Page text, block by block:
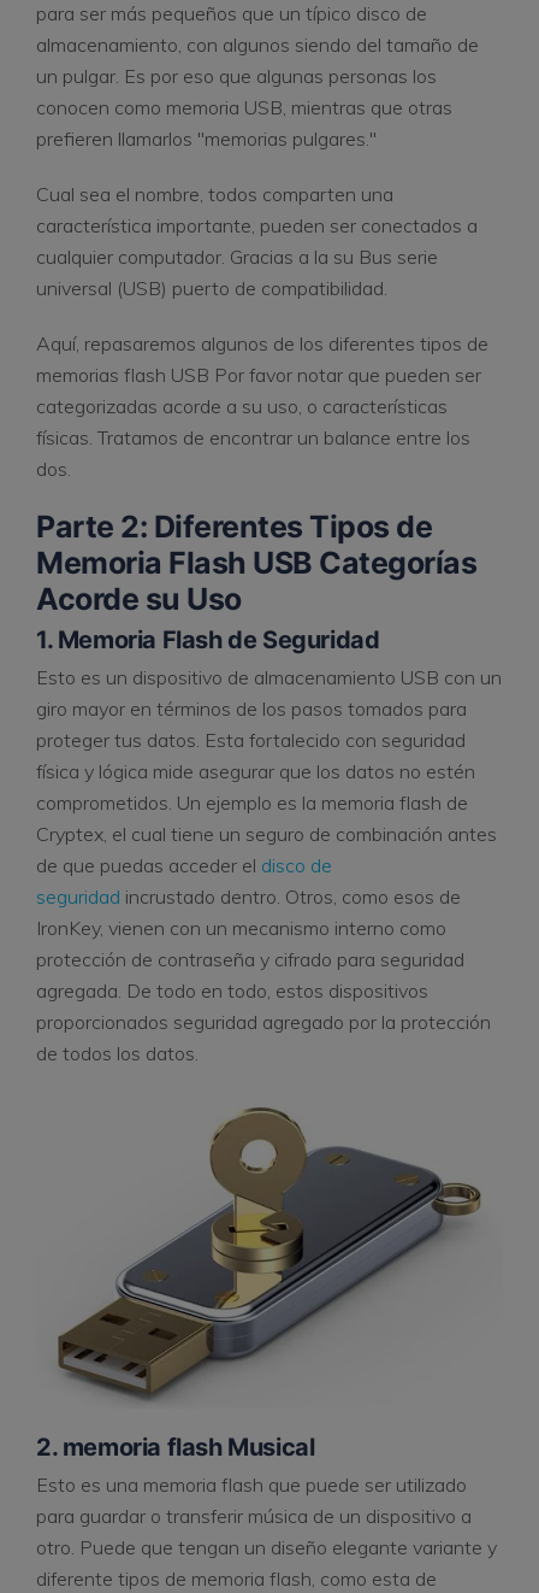
para ser más pequeños que un típico disco de
almacenamiento, con algunos siendo del tamaño de
un pulgar. Es por eso que algunas personas los
conocen como memoria USB, mientras que otras
prefieren llamarlos "memorias pulgares."
Cual sea el nombre, todos comparten una
característica importante, pueden ser conectados a
cualquier computador. Gracias a la su Bus serie
universal (USB) puerto de compatibilidad.
Aquí, repasaremos algunos de los diferentes tipos de
memorias flash USB Por favor notar que pueden ser
categorizadas acorde a su uso, o características
físicas. Tratamos de encontrar un balance entre los
dos.
Parte 2: Diferentes Tipos de
Memoria Flash USB Categorías
Acorde su Uso
1. Memoria Flash de Seguridad
Esto es un dispositivo de almacenamiento USB con un
giro mayor en términos de los pasos tomados para
proteger tus datos. Esta fortalecido con seguridad
física y lógica mide asegurar que los datos no estén
comprometidos. Un ejemplo es la memoria flash de
Cryptex, el cual tiene un seguro de combinación antes
de que puedas acceder el disco de
seguridad incrustado dentro. Otros, como esos de
IronKey, vienen con un mecanismo interno como
protección de contraseña y cifrado para seguridad
agregada. De todo en todo, estos dispositivos
proporcionados seguridad agregado por la protección
de todos los datos.
2. memoria flash Musical
Esto es una memoria flash que puede ser utilizado
para guardar o transferir música de un dispositivo a
otro. Puede que tengan un diseño elegante variante y
diferente tipos de memoria flash, como esta de